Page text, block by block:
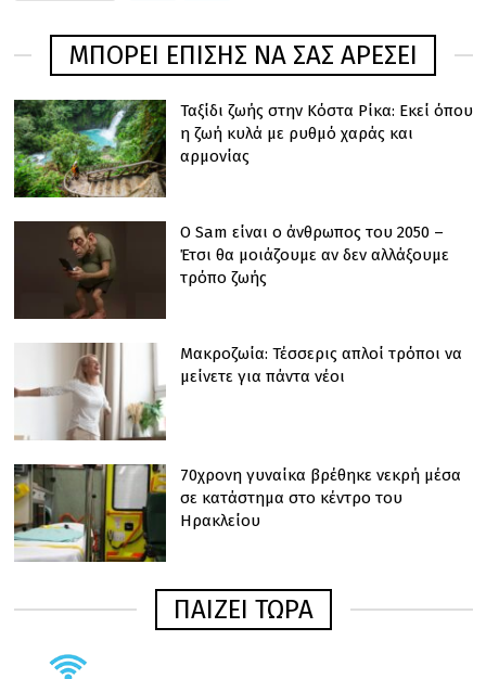
ΜΠΟΡΕΊ ΕΠΊΣΗΣ ΝΑ ΣΑΣ ΑΡΈΣΕΙ
Ταξίδι ζωής στην Κόστα Ρίκα: Εκεί όπου
η ζωή κυλά με ρυθμό χαράς και
αρμονίας
Ο Sam είναι ο άνθρωπος του 2050 –
Έτσι θα μοιάζουμε αν δεν αλλάξουμε
τρόπο ζωής
Μακροζωία: Τέσσερις απλοί τρόποι να
μείνετε για πάντα νέοι
70χρονη γυναίκα βρέθηκε νεκρή μέσα
σε κατάστημα στο κέντρο του
Ηρακλείου
ΠΑΙΖΕΙ ΤΩΡΑ